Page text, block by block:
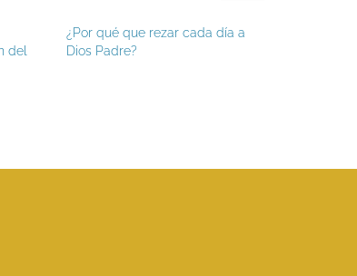
¿Por qué que rezar cada día a
Dios Padre?